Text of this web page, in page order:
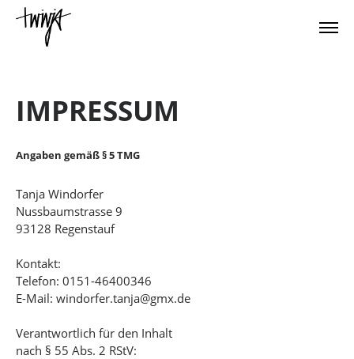
IMPRESSUM
Angaben gemäß § 5 TMG
Tanja Windorfer
Nussbaumstrasse 9
93128 Regenstauf
Kontakt:
Telefon: 0151-46400346
E-Mail: windorfer.tanja@gmx.de
Verantwortlich für den Inhalt
nach § 55 Abs. 2 RStV: